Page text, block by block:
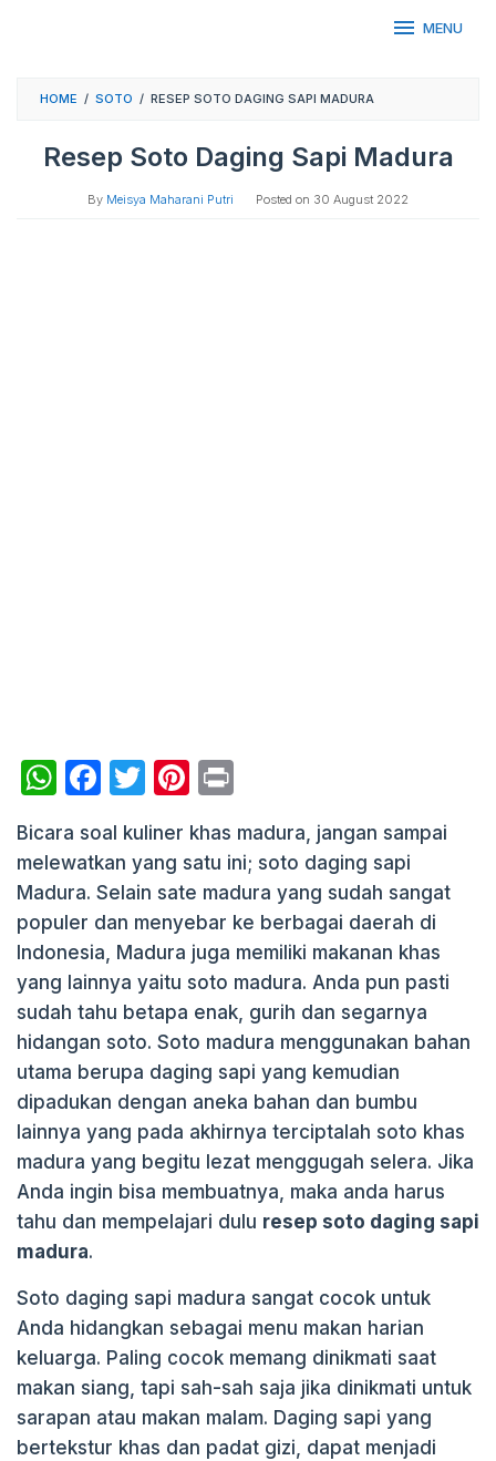
MENU
HOME / SOTO / RESEP SOTO DAGING SAPI MADURA
Resep Soto Daging Sapi Madura
By Meisya Maharani Putri Posted on 30 August 2022
W
at
s
A
p
p
F
c
e
b
o
o
k
T
w
itt
er
Pi
er
e
st
nt
Bicara soal kuliner khas madura, jangan sampai
melewatkan yang satu ini; soto daging sapi
Madura. Selain sate madura yang sudah sangat
populer dan menyebar ke berbagai daerah di
Indonesia, Madura juga memiliki makanan khas
yang lainnya yaitu soto madura. Anda pun pasti
sudah tahu betapa enak, gurih dan segarnya
hidangan soto. Soto madura menggunakan bahan
utama berupa daging sapi yang kemudian
dipadukan dengan aneka bahan dan bumbu
lainnya yang pada akhirnya terciptalah soto khas
madura yang begitu lezat menggugah selera. Jika
Anda ingin bisa membuatnya, maka anda harus
tahu dan mempelajari dulu resep soto daging sapi
madura.
Soto daging sapi madura sangat cocok untuk
Anda hidangkan sebagai menu makan harian
keluarga. Paling cocok memang dinikmati saat
makan siang, tapi sah-sah saja jika dinikmati untuk
sarapan atau makan malam. Daging sapi yang
bertekstur khas dan padat gizi, dapat menjadi